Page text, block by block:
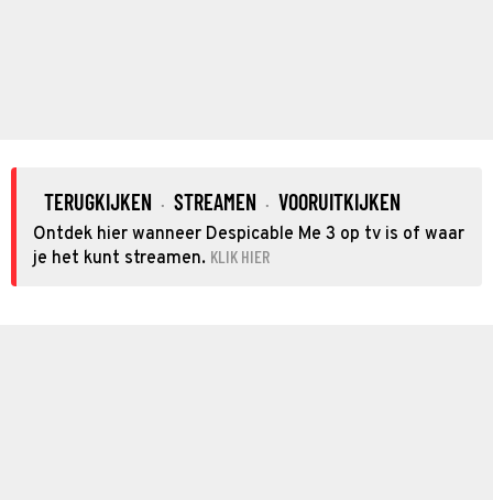
TERUGKIJKEN · STREAMEN · VOORUITKIJKEN
Ontdek hier wanneer Despicable Me 3 op tv is of waar
je het kunt streamen. KLIK HIER